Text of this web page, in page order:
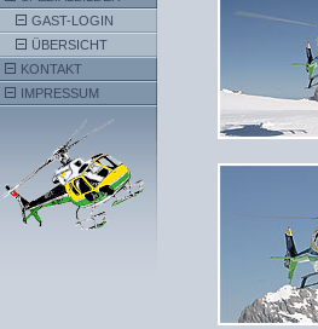
GAST-LOGIN
ÜBERSICHT
KONTAKT
IMPRESSUM